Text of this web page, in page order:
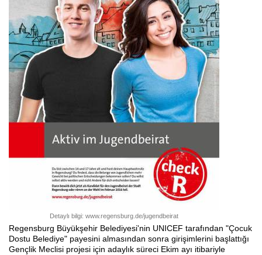
Detaylı bilgi: www.regensburg.de/jugendbeirat
Regensburg Büyükşehir Belediyesi'nin UNICEF tarafından "Çocuk
Dostu Belediye" payesini almasından sonra girişimlerini başlattığı
Gençlik Meclisi projesi için adaylık süreci Ekim ayı itibariyle